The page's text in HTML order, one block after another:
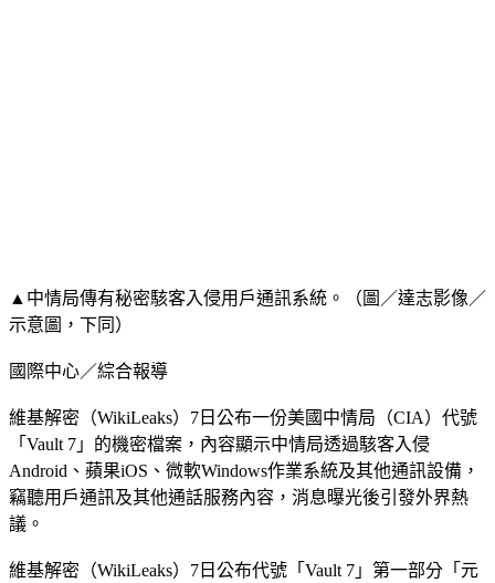
▲中情局傳有秘密駭客入侵用戶通訊系統。（圖／達志影像／
示意圖，下同）
國際中心／綜合報導
維基解密（WikiLeaks）7日公布一份美國中情局（CIA）代號
「Vault 7」的機密檔案，內容顯示中情局透過駭客入侵
Android、蘋果iOS、微軟Windows作業系統及其他通訊設備，
竊聽用戶通訊及其他通話服務內容，消息曝光後引發外界熱
議。
維基解密（WikiLeaks）7日公布代號「Vault 7」第一部分「元